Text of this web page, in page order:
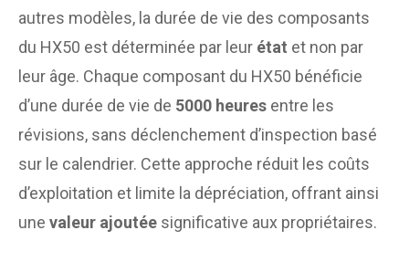
autres modèles, la durée de vie des composants
du HX50 est déterminée par leur état et non par
leur âge. Chaque composant du HX50 bénéficie
d’une durée de vie de 5000 heures entre les
révisions, sans déclenchement d’inspection basé
sur le calendrier. Cette approche réduit les coûts
d’exploitation et limite la dépréciation, offrant ainsi
une valeur ajoutée significative aux propriétaires.